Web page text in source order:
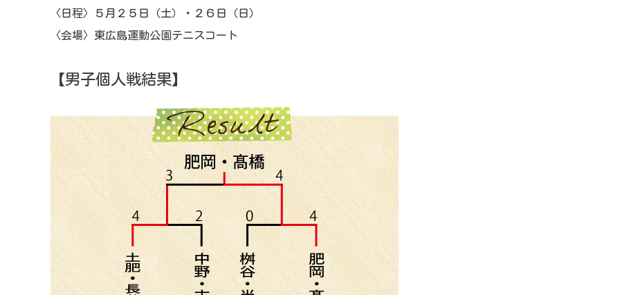
〈日程〉５月２５日（土）・２６日（日）
〈会場〉東広島運動公園テニスコート
【男子個人戦結果】